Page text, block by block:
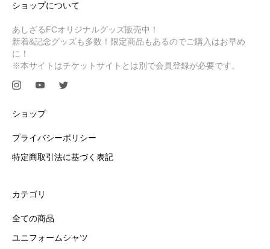
ショップについて
あしざるFCオリジナルグッズ販売中！
新着&記念グッズも多数！限定商品もあるのでご購入はお早め
に！
※本サイトはチケットサイトとは別で会員登録が必要です。
ショップ
プライバシーポリシー
特定商取引法に基づく表記
カテゴリ
全ての商品
ユニフォームシャツ